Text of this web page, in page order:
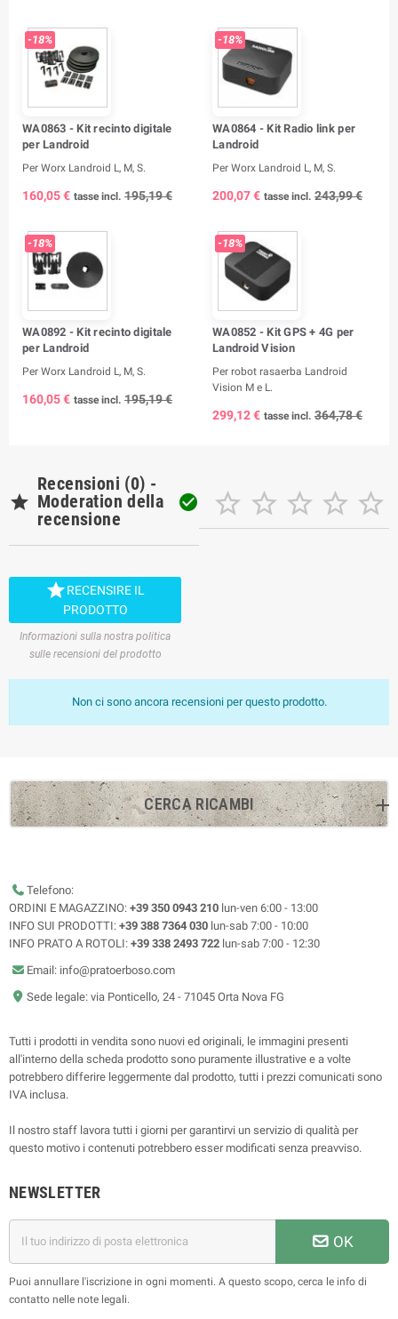
-18%
WA0863 - Kit recinto digitale
per Landroid
Per Worx Landroid L, M, S.
160,05 € tasse incl. 195,19 €
-18%
WA0864 - Kit Radio link per
Landroid
Per Worx Landroid L, M, S.
200,07 € tasse incl. 243,99 €
-18%
WA0892 - Kit recinto digitale
per Landroid
Per Worx Landroid L, M, S.
160,05 € tasse incl. 195,19 €
-18%
WA0852 - Kit GPS + 4G per
Landroid Vision
Per robot rasaerba Landroid
Vision M e L.
299,12 € tasse incl. 364,78 €

Recensioni (0) -
Moderation della
recensione
     
RECENSIRE IL
PRODOTTO
Informazioni sulla nostra politica
sulle recensioni del prodotto
Non ci sono ancora recensioni per questo prodotto.
CERCA RICAMBI
Telefono:
ORDINI E MAGAZZINO: +39 350 0943 210 lun-ven 6:00 - 13:00
INFO SUI PRODOTTI: +39 388 7364 030 lun-sab 7:00 - 10:00
INFO PRATO A ROTOLI: +39 338 2493 722 lun-sab 7:00 - 12:30
Email: info@pratoerboso.com
Sede legale: via Ponticello, 24 - 71045 Orta Nova FG
Tutti i prodotti in vendita sono nuovi ed originali, le immagini presenti
all'interno della scheda prodotto sono puramente illustrative e a volte
potrebbero differire leggermente dal prodotto, tutti i prezzi comunicati sono
IVA inclusa.
Il nostro staff lavora tutti i giorni per garantirvi un servizio di qualità per
questo motivo i contenuti potrebbero esser modificati senza preavviso.
NEWSLETTER
OK
Puoi annullare l'iscrizione in ogni momenti. A questo scopo, cerca le info di
contatto nelle note legali.